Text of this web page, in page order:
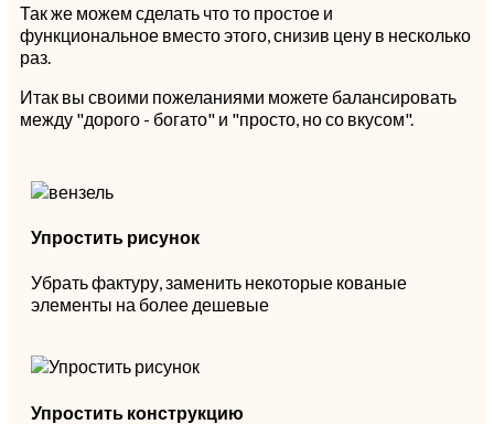
Так же можем сделать что то простое и
функциональное вместо этого, снизив цену в несколько
раз.
Итак вы своими пожеланиями можете балансировать
между "дорого - богато" и "просто, но со вкусом".
Упростить рисунок
Убрать фактуру, заменить некоторые кованые
элементы на более дешевые
Упростить конструкцию